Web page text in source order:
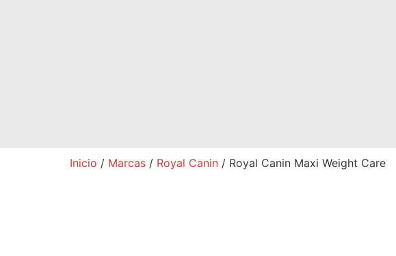
Inicio / Marcas / Royal Canin / Royal Canin Maxi Weight Care